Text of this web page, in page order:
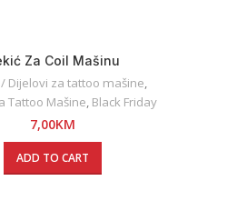
Za Coil Mašinu
Dijelovi za tattoo mašine,
Tattoo Mašine, Black Friday
7,00KM
ADD TO CART